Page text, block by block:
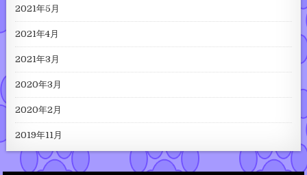
2021年5月
2021年4月
2021年3月
2020年3月
2020年2月
2019年11月